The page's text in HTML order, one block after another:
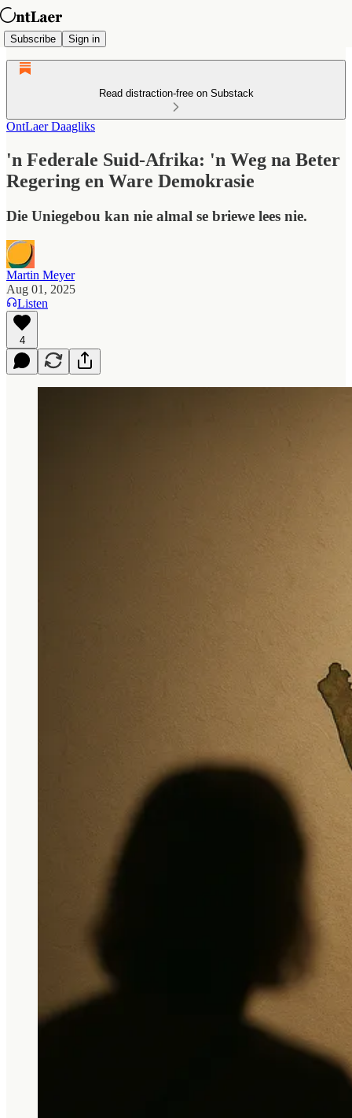
Subscribe Sign in
Read distraction-free on Substack
OntLaer Daagliks
'n Federale Suid-Afrika: 'n Weg na Beter
Regering en Ware Demokrasie
Die Uniegebou kan nie almal se briewe lees nie.
Martin Meyer
Aug 01, 2025
Listen
4